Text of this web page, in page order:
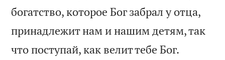
богатство, которое Бог забрал у отца,
принадлежит нам и нашим детям, так
что поступай, как велит тебе Бог.